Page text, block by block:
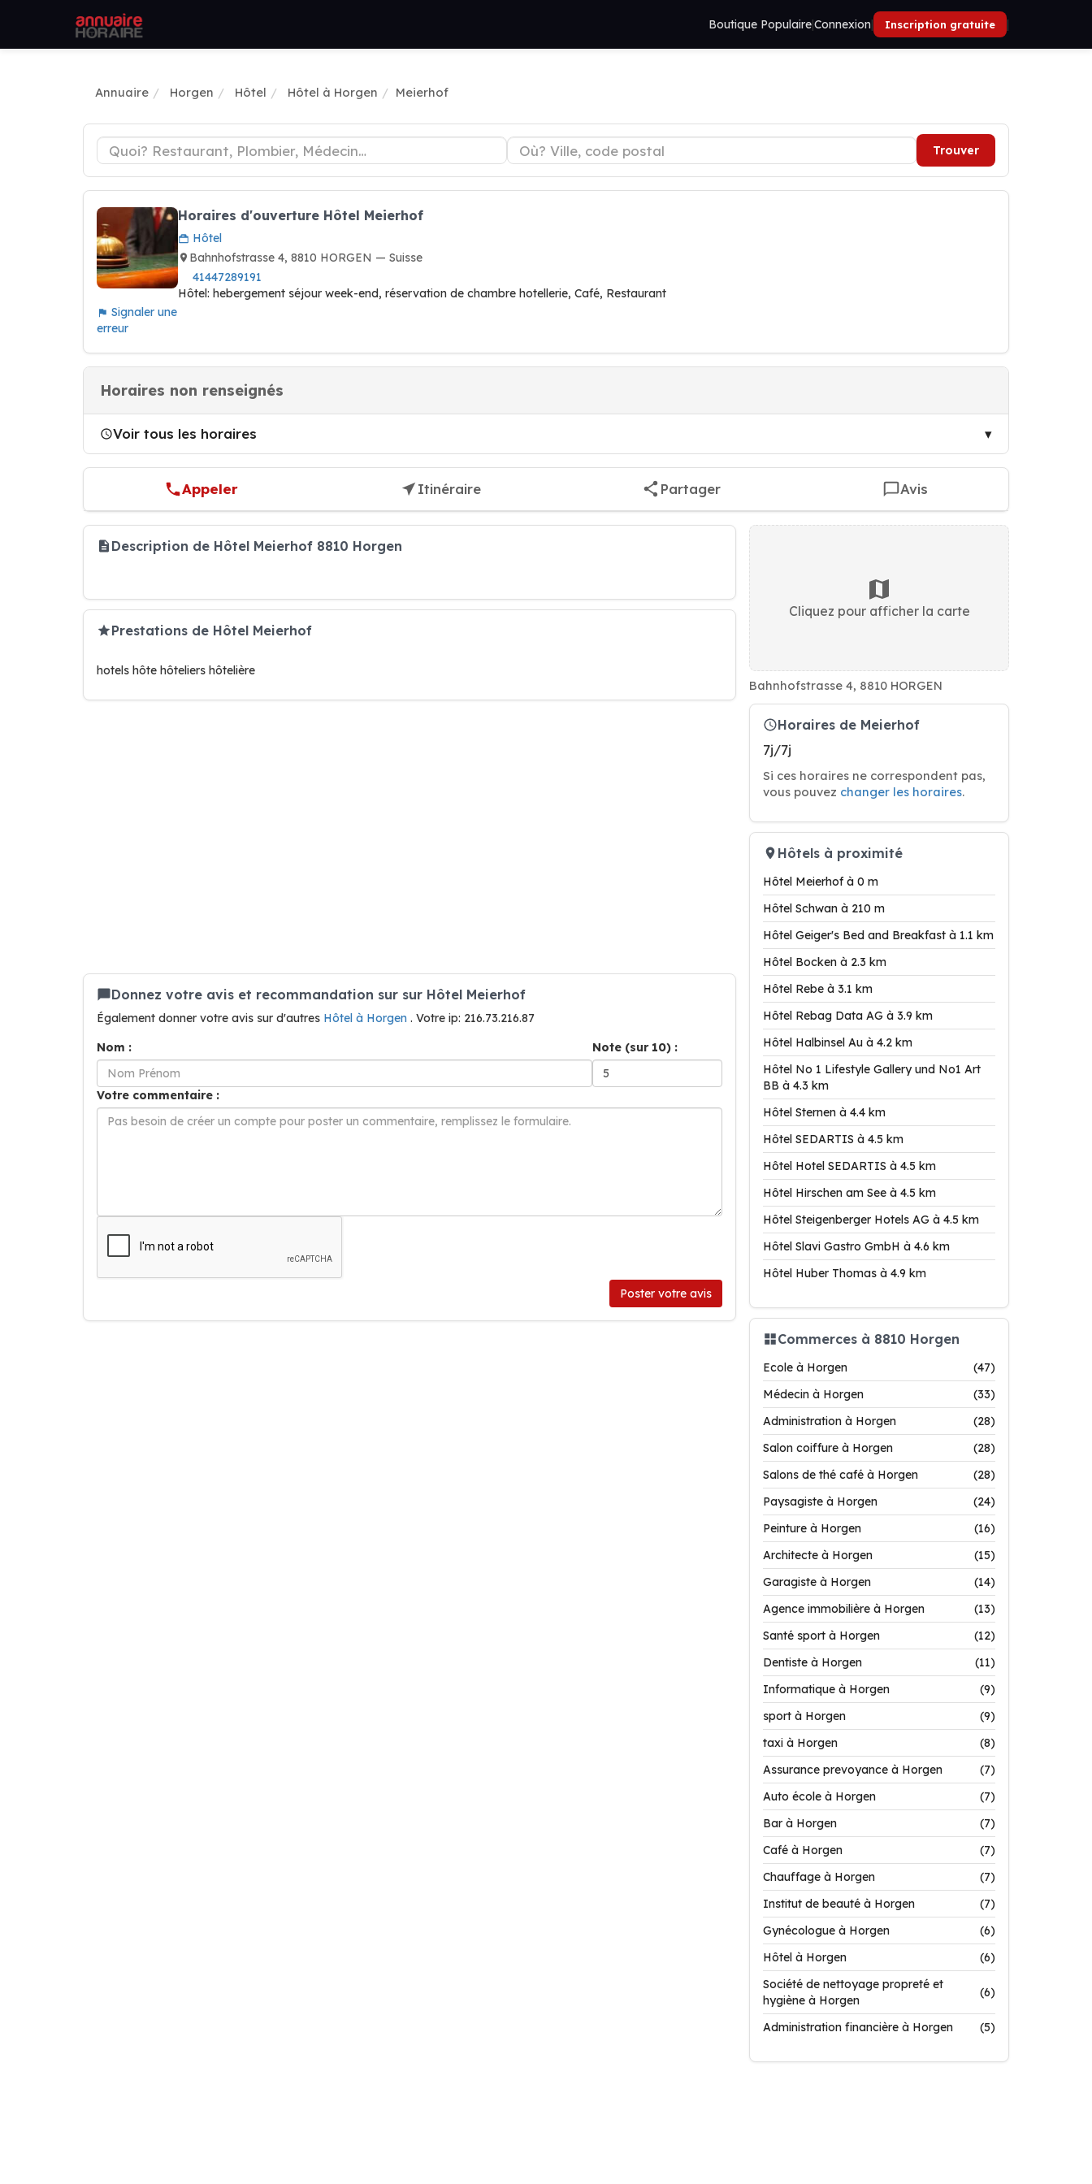
Boutique Populaire|Connexion| Inscription gratuite |
Annuaire Horgen Hôtel Hôtel à Horgen Meierhof
Trouver
Signaler une
erreur
Horaires d'ouverture Hôtel Meierhof
Hôtel
Bahnhofstrasse 4, 8810 HORGEN — Suisse
41447289191
Hôtel: hebergement séjour week-end, réservation de chambre hotellerie, Café, Restaurant
Horaires non renseignés
Voir tous les horaires
Appeler Itinéraire Partager Avis
Description de Hôtel Meierhof 8810 Horgen
Prestations de Hôtel Meierhof
hotels hôte hôteliers hôtelière
Donnez votre avis et recommandation sur sur Hôtel Meierhof
Également donner votre avis sur d'autres Hôtel à Horgen . Votre ip: 216.73.216.87
Nom :
Note (sur 10) :
Votre commentaire :
Poster votre avis
Cliquez pour afficher la carte
Bahnhofstrasse 4, 8810 HORGEN
Horaires de Meierhof
7j/7j
Si ces horaires ne correspondent pas,
vous pouvez changer les horaires.
Hôtels à proximité
Hôtel Meierhof à 0 m
Hôtel Schwan à 210 m
Hôtel Geiger's Bed and Breakfast à 1.1 km
Hôtel Bocken à 2.3 km
Hôtel Rebe à 3.1 km
Hôtel Rebag Data AG à 3.9 km
Hôtel Halbinsel Au à 4.2 km
Hôtel No 1 Lifestyle Gallery und No1 Art
BB à 4.3 km
Hôtel Sternen à 4.4 km
Hôtel SEDARTIS à 4.5 km
Hôtel Hotel SEDARTIS à 4.5 km
Hôtel Hirschen am See à 4.5 km
Hôtel Steigenberger Hotels AG à 4.5 km
Hôtel Slavi Gastro GmbH à 4.6 km
Hôtel Huber Thomas à 4.9 km
Commerces à 8810 Horgen
Ecole à Horgen
(47)
Médecin à Horgen
(33)
Administration à Horgen
(28)
Salon coiffure à Horgen
(28)
Salons de thé café à Horgen
(28)
Paysagiste à Horgen
(24)
Peinture à Horgen
(16)
Architecte à Horgen
(15)
Garagiste à Horgen
(14)
Agence immobilière à Horgen
(13)
Santé sport à Horgen
(12)
Dentiste à Horgen
(11)
Informatique à Horgen
(9)
sport à Horgen
(9)
taxi à Horgen
(8)
Assurance prevoyance à Horgen
(7)
Auto école à Horgen
(7)
Bar à Horgen
(7)
Café à Horgen
(7)
Chauffage à Horgen
(7)
Institut de beauté à Horgen
(7)
Gynécologue à Horgen
(6)
Hôtel à Horgen
(6)
Société de nettoyage propreté et
hygiène à Horgen
(6)
Administration financière à Horgen (5)